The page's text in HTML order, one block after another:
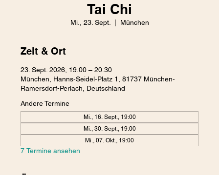
Tai Chi
Mi., 23. Sept.
  |
München
Zeit & Ort
23. Sept. 2026, 19:00 – 20:30
München, Hanns-Seidel-Platz 1, 81737 München-
Ramersdorf-Perlach, Deutschland
Andere Termine
Mi., 16. Sept., 19:00
Mi., 30. Sept., 19:00
Mi., 07. Okt., 19:00
7 Termine ansehen